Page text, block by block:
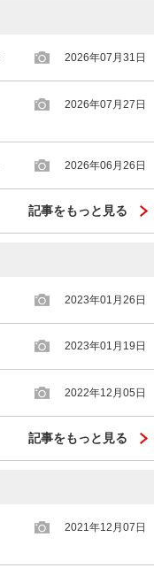
2026年07月31日
2026年07月27日
2026年06月26日
記事をもっと見る
2023年01月26日
2023年01月19日
2022年12月05日
記事をもっと見る
2021年12月07日